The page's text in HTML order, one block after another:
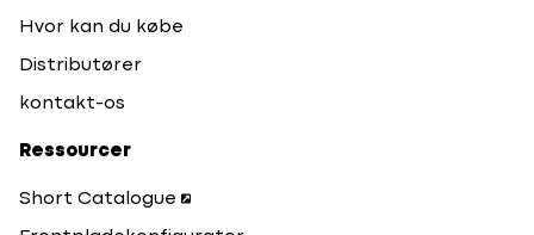
Hvor kan du købe
Distributører
kontakt-os
Ressourcer
Short Catalogue